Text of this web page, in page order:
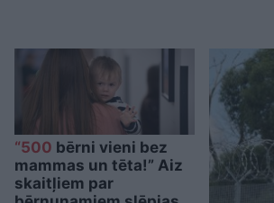
“500 bērni vieni bez
mammas un tēta!” Aiz
skaitļiem par